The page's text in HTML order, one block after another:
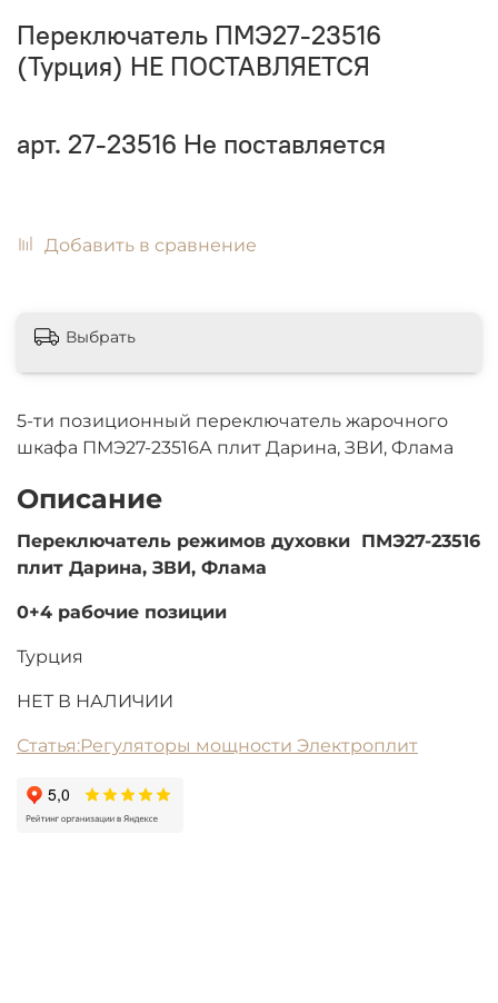
Переключатель ПМЭ27-23516
(Турция) НЕ ПОСТАВЛЯЕТСЯ
арт. 27-23516 Не поставляется
Добавить в сравнение
5-ти позиционный переключатель жарочного
шкафа ПМЭ27-23516А плит Дарина, ЗВИ, Флама
Описание
Переключатель режимов духовки ПМЭ27-23516
плит Дарина, ЗВИ, Флама
0+4 рабочие позиции
Турция
НЕТ В НАЛИЧИИ
Статья:Регуляторы мощности Электроплит
Выбрать